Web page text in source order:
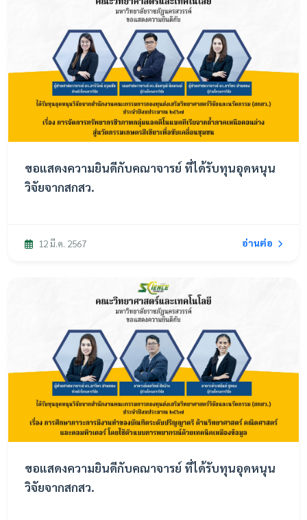
ขอแสดงความยินดีกับคณาจารย์ ที่ได้รับทุนอุดหนุน
วิจัยจากสกสว.
12 มี.ค. 2567 อ่านต่อ
ขอแสดงความยินดีกับคณาจารย์ ที่ได้รับทุนอุดหนุน
วิจัยจากสกสว.